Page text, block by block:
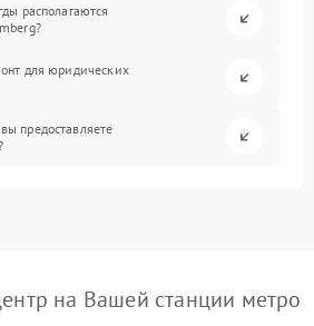
располагаются
для юридических
предоставляете
на Вашей станции метро